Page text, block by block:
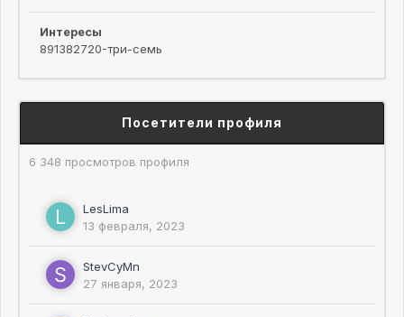
Интересы
891382720-три-семь
Посетители профиля
6 348 просмотров профиля
LesLima
13 февраля, 2023
StevCyMn
27 января, 2023